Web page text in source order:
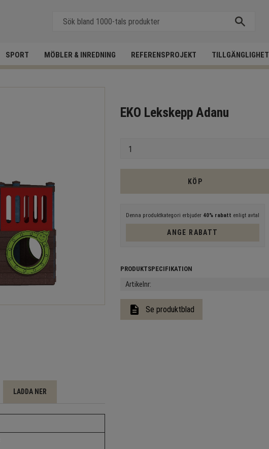
SPORT MÖBLER & INREDNING REFERENSPROJEKT TILLGÄNGLIGHET
EKO Lekskepp Adanu
KÖP
Denna produktkategori erbjuder 40% rabatt enligt avtal
ANGE RABATT
Artikelnr
description Se produktblad
LADDA NER